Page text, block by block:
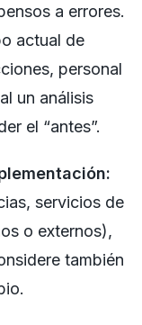
a errores.
actual de
personal
un análisis
el “antes”.
servicios de
o externos),
también